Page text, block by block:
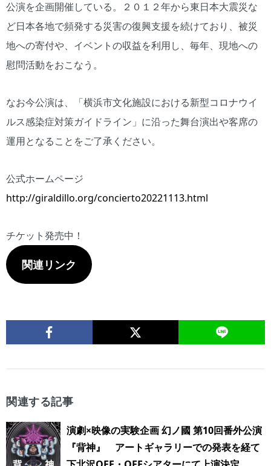
公演を企画開催している。２０１２年から東日本大震災な
ど日本各地で頻発する災害の復興支援を続けており、被災
地への寄付や、イベントの収益を利用し、毎年、現地への
慰問活動をおこなう。
なお今公演は、「横浜市文化施設における新型コロナウイ
ルス感染症対策ガイドライン」に沿った舞台演出や客席の
運用となることをご了承ください。
公式ホームページ
http://giraldillo.org/concierto20221113.html
チケット発売中！
関連リンク
関連する記事
演劇×映像の実験企画 幻ノ國 第10回番外公演
『背神』 アートギャラリーでの発表を経て